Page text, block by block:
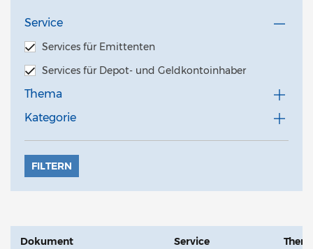
Service
Services für Emittenten
Services für Depot- und Geldkontoinhaber
Thema
Kategorie
FILTERN
Dokument Service